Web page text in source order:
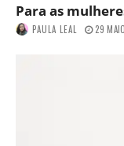
Para as
PAULA LEAL 29